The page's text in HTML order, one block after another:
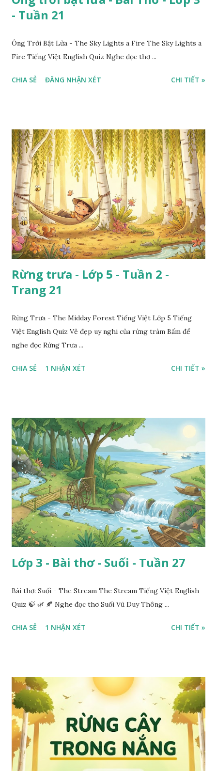
- Tuần 21
Ông Trời Bật Lửa - The Sky Lights a Fire The Sky Lights a
Fire Tiếng Việt English Quiz Nghe đọc thơ ...
CHIA SẺ ĐĂNG NHẬN XÉT CHI TIẾT »
Rừng trưa - Lớp 5 - Tuần 2 -
Trang 21
Rừng Trưa - The Midday Forest Tiếng Việt Lớp 5 Tiếng
Việt English Quiz Vẻ đẹp uy nghi của rừng tràm Bấm để
nghe đọc Rừng Trưa ...
CHIA SẺ 1 NHẬN XÉT CHI TIẾT »
Lớp 3 - Bài thơ - Suối - Tuần 27
Bài thơ: Suối - The Stream The Stream Tiếng Việt English
Quiz 🍃 🌿 🍂 Nghe đọc thơ Suối Vũ Duy Thông ...
CHIA SẺ 1 NHẬN XÉT CHI TIẾT »